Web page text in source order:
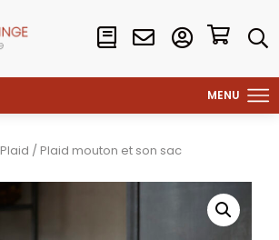
Plaid / Plaid mouton et son sac